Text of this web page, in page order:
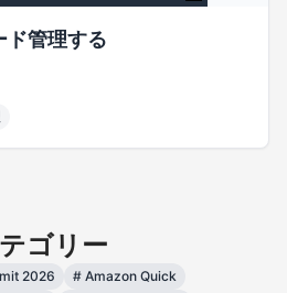
ド管理する
ゴリー
2026 # Amazon Quick